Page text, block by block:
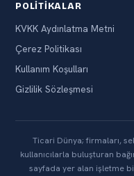
POLITIKALAR
KVKK Aydınlatma Metni
Çerez Politikası
Kullanım Koşulları
Gizlilik Sözleşmesi
Ticari Dünya; firmaları,
kullanıcılarla buluşturan
sayfada yer alan işletme